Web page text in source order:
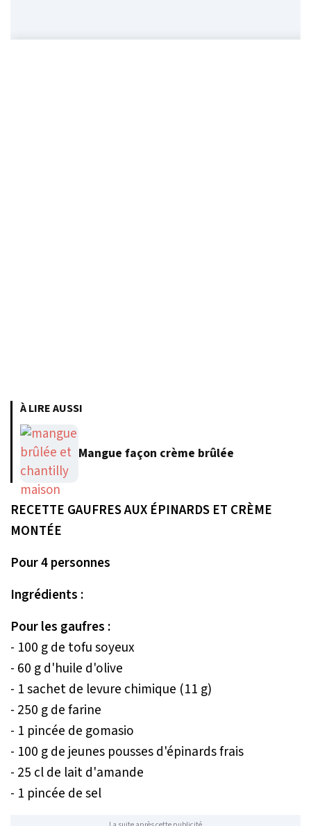
À LIRE AUSSI
Mangue façon crème brûlée
RECETTE GAUFRES AUX ÉPINARDS ET CRÈME
MONTÉE
Pour 4 personnes
Ingrédients :
Pour les gaufres :
- 100 g de tofu soyeux
- 60 g d'huile d'olive
- 1 sachet de levure chimique (11 g)
- 250 g de farine
- 1 pincée de gomasio
- 100 g de jeunes pousses d'épinards frais
- 25 cl de lait d'amande
- 1 pincée de sel